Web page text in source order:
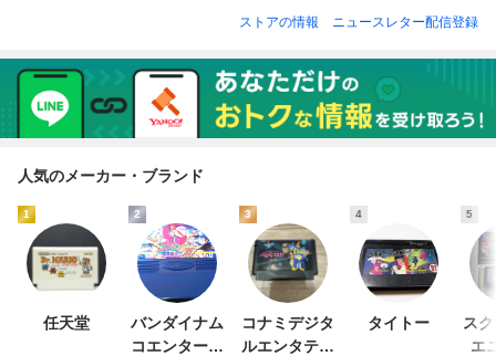
00V スマパチユニ
0
APAN グレコ 〇 A
ストアの情報 ニュースレター配信登録
人気のメーカー・ブランド
1
任天堂
2
バンダイナム
コエンターテ
3
コナミデジタ
ルエンタテイ
4
タイトー
5
ス
エ